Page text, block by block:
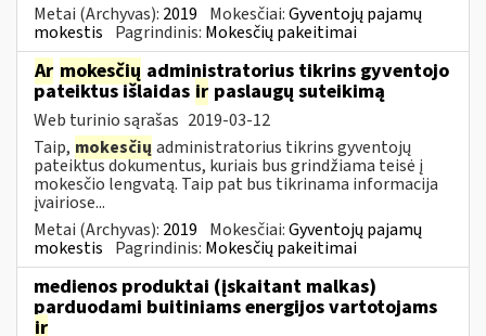
Metai (Archyvas): 2019 Mokesčiai:Gyventojų pajamų
mokestis Pagrindinis: Mokesčių pakeitimai
Ar mokesčių administratorius tikrins gyventojo
pateiktus išlaidas ir paslaugų suteikimą
Web turinio sąrašas 2019-03-12
Taip, mokesčių administratorius tikrins gyventojų
pateiktus dokumentus, kuriais bus grindžiama teisė į
mokesčio lengvatą. Taip pat bus tikrinama informacija
įvairiose...
Metai (Archyvas): 2019 Mokesčiai:Gyventojų pajamų
mokestis Pagrindinis: Mokesčių pakeitimai
medienos produktai (įskaitant malkas)
parduodami buitiniams energijos vartotojams
ir